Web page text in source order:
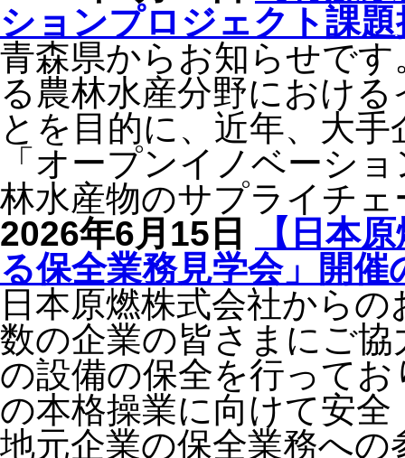
ションプロジェクト課
青森県からお知らせで
る農林水産分野におけ
とを目的に、近年、大
「オープンイノベーシ
林水産物のサプライチ
2026年6月15日
【日本
る保全業務見学会」開催
日本原燃株式会社から
数の企業の皆さまにご
の設備の保全を行って
の本格操業に向けて安
地元企業の保全業務へ